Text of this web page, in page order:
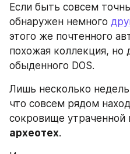
Если быть совсем
обнаружен немного
этого же почтенного
похожая коллекция, но
обыденного DOS.
Лишь несколько
что совсем рядом
сокровище утраченной
археотех.